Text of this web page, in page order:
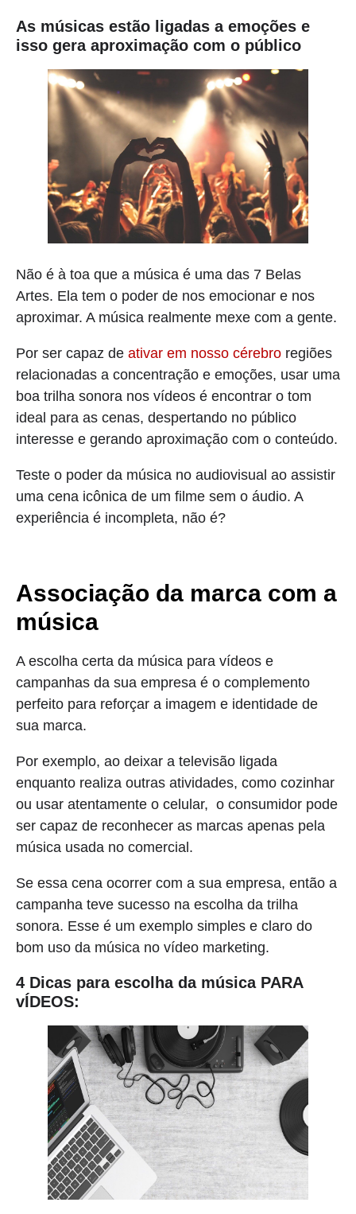
As músicas estão ligadas a emoções e
isso gera aproximação com o público
Não é à toa que a música é uma das 7 Belas
Artes. Ela tem o poder de nos emocionar e nos
aproximar. A música realmente mexe com a gente.
Por ser capaz de ativar em nosso cérebro regiões
relacionadas a concentração e emoções, usar uma
boa trilha sonora nos vídeos é encontrar o tom
ideal para as cenas, despertando no público
interesse e gerando aproximação com o conteúdo.
Teste o poder da música no audiovisual ao assistir
uma cena icônica de um filme sem o áudio. A
experiência é incompleta, não é?
Associação da marca com a
música
A escolha certa da música para vídeos e
campanhas da sua empresa é o complemento
perfeito para reforçar a imagem e identidade de
sua marca.
Por exemplo, ao deixar a televisão ligada
enquanto realiza outras atividades, como cozinhar
ou usar atentamente o celular, o consumidor pode
ser capaz de reconhecer as marcas apenas pela
música usada no comercial.
Se essa cena ocorrer com a sua empresa, então a
campanha teve sucesso na escolha da trilha
sonora. Esse é um exemplo simples e claro do
bom uso da música no vídeo marketing.
4 Dicas para escolha da música PARA
vÍDEOS: